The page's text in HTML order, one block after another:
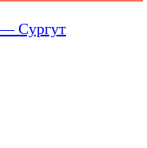
— Сургут